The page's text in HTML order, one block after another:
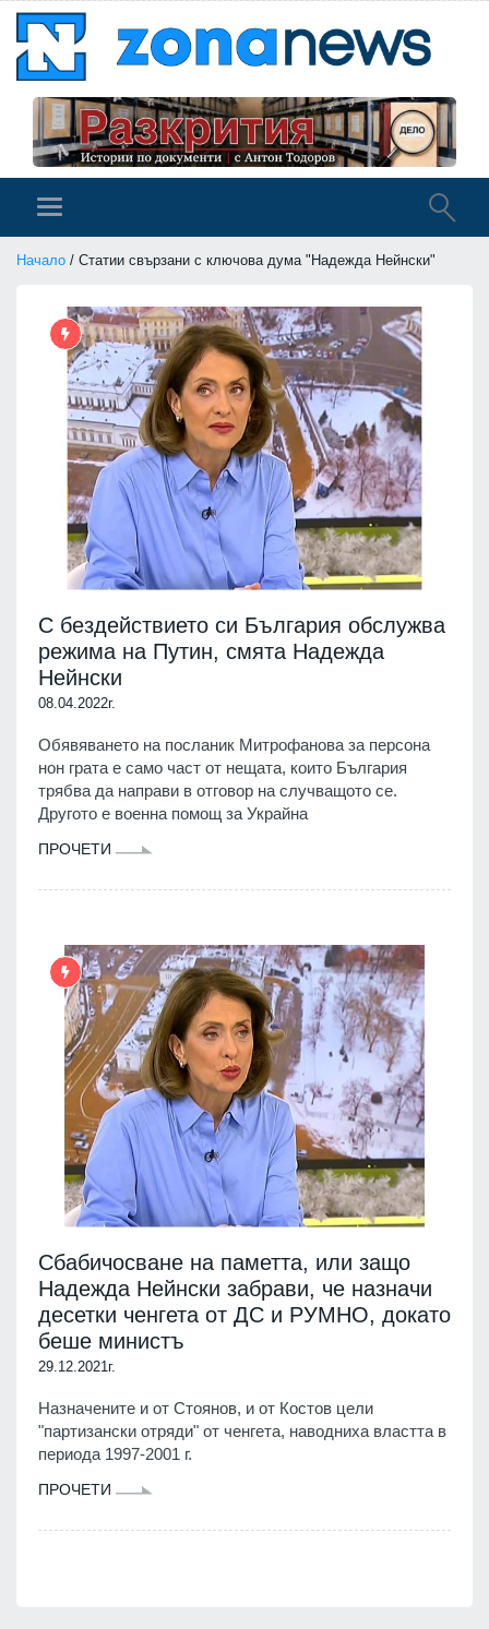
Начало / Статии свързани с ключова дума "Надежда Нейнски"
С бездействието си България обслужва
режима на Путин, смята Надежда
Нейнски
08.04.2022г.
Обявяването на посланик Митрофанова за персона
нон грата е само част от нещата, които България
трябва да направи в отговор на случващото се.
Другото е военна помощ за Украйна
ПРОЧЕТИ
Сбабичосване на паметта, или защо
Надежда Нейнски забрави, че назначи
десетки ченгета от ДС и РУМНО, докато
беше министъ
29.12.2021г.
Назначените и от Стоянов, и от Костов цели
"партизански отряди" от ченгета, наводниха властта в
периода 1997-2001 г.
ПРОЧЕТИ